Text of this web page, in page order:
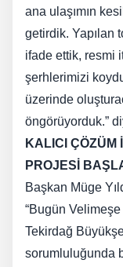
ana ulaşımın
getirdik. Yapılan
ifade ettik, resmi
şerhlerimizi
üzerinde
öngörüyorduk.”
KALICI ÇÖZÜM
PROJESİ
Başkan Müge
“Bugün Velimeşe
Tekirdağ
sorumluluğunda